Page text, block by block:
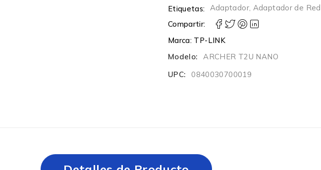
Etiquetas:
Adaptador, Adaptador de Red
Compartir:
Marca: TP-LINK
Modelo:
ARCHER T2U NANO
UPC:
0840030700019